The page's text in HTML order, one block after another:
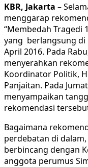
KBR, Jakarta –
menggarap
“Membedah Tragedi
yang berlangsung di
April 2016. Pada
menyerahkan
Koordinator Politik,
Panjaitan. Pada
menyampaikan
rekomendasi
Bagaimana
perdebatan di
berbincang dengan
anggota perumus